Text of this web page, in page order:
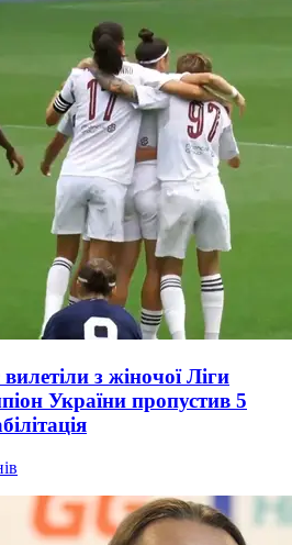
з жіночої Ліги
України пропустив 5